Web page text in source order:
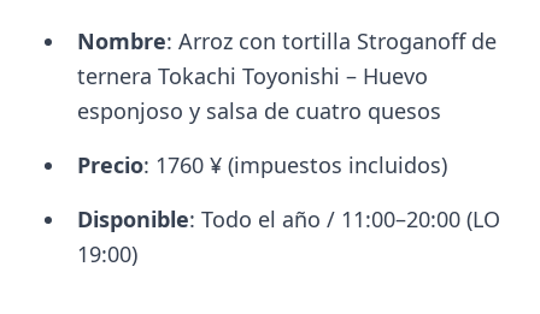
Nombre: Arroz con tortilla Stroganoff de
ternera Tokachi Toyonishi – Huevo
esponjoso y salsa de cuatro quesos
Precio: 1760 ¥ (impuestos incluidos)
Disponible: Todo el año / 11:00–20:00 (LO
19:00)